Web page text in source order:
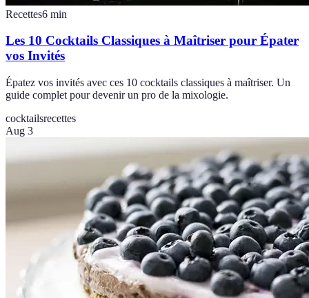
Recettes6 min
Les 10 Cocktails Classiques à Maîtriser pour Épater
vos Invités
Épatez vos invités avec ces 10 cocktails classiques à maîtriser. Un
guide complet pour devenir un pro de la mixologie.
cocktailsrecettes
Aug 3